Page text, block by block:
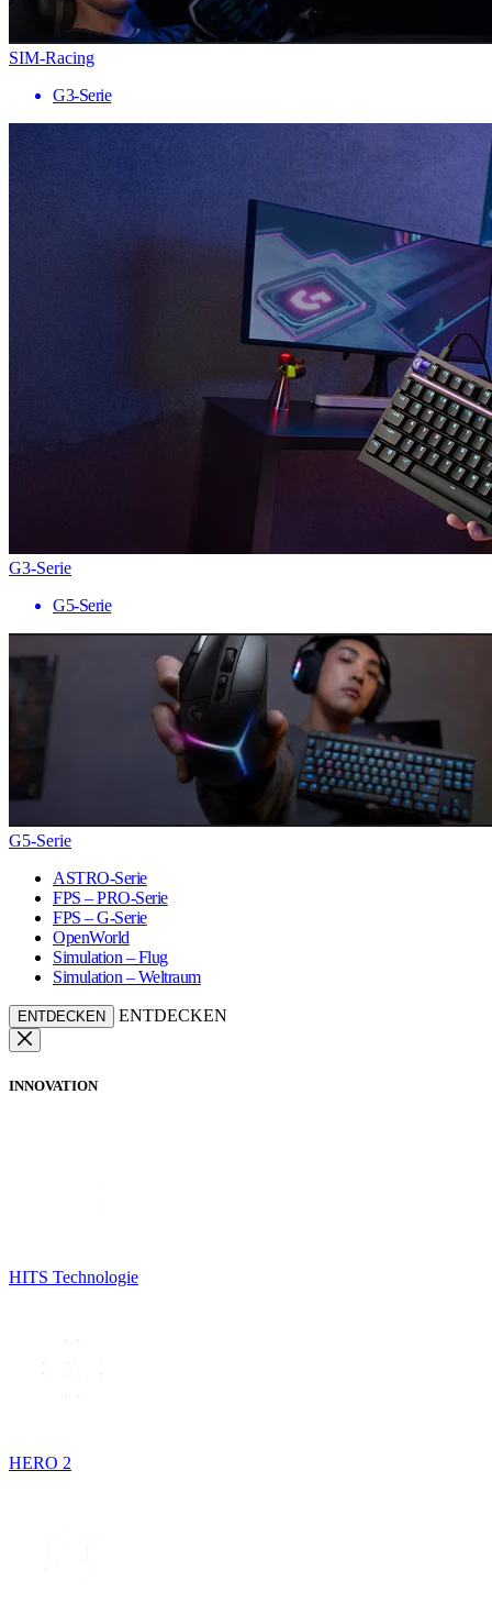
SIM-Racing
G3-Serie
G3-Serie
G5-Serie
G5-Serie
ASTRO-Serie
FPS – PRO-Serie
FPS – G-Serie
OpenWorld
Simulation – Flug
Simulation – Weltraum
ENTDECKEN ENTDECKEN
INNOVATION
HITS Technologie
HERO 2